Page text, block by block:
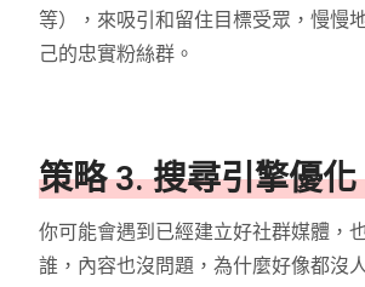
等），來吸引和留住目標受眾，慢慢
己的忠實粉絲群。
策略 3. 搜尋引擎優化
你可能會遇到已經建立好社群媒體，
誰，內容也沒問題，為什麼好像都沒